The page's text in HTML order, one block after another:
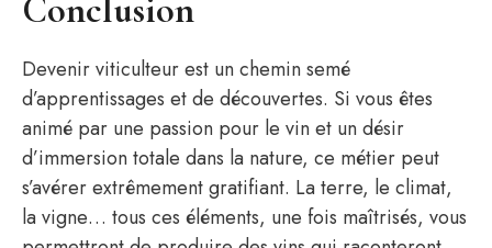
Conclusion
Devenir viticulteur est un chemin semé
d’apprentissages et de découvertes. Si vous êtes
animé par une passion pour le vin et un désir
d’immersion totale dans la nature, ce métier peut
s’avérer extrêmement gratifiant. La terre, le climat,
la vigne… tous ces éléments, une fois maîtrisés, vous